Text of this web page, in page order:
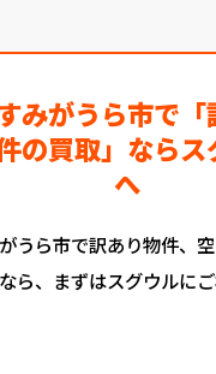
みがうら市で「
の買取」ならス
へ
うら市で訳あり物件、
ら、まずはスグウルに